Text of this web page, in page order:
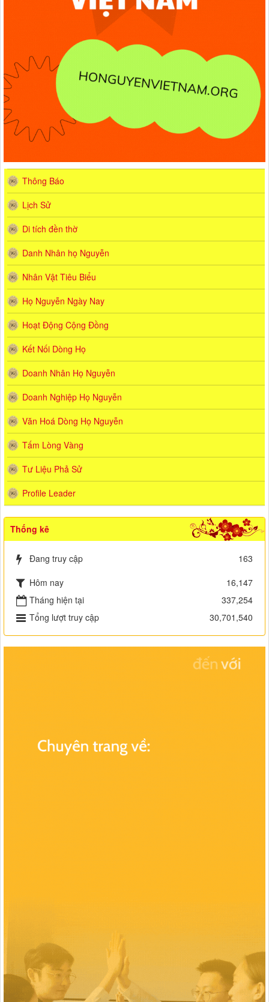
Thông Báo
Lịch Sử
Di tích đền thờ
Danh Nhân họ Nguyễn
Nhân Vật Tiêu Biểu
Họ Nguyễn Ngày Nay
Hoạt Động Cộng Đồng
Kết Nối Dòng Họ
Doanh Nhân Họ Nguyễn
Doanh Nghiệp Họ Nguyễn
Văn Hoá Dòng Họ Nguyễn
Tấm Lòng Vàng
Tư Liệu Phả Sử
Profile Leader
Thống kê
Đang truy cập
163
Hôm nay
16,147
Tháng hiện tại
337,254
Tổng lượt truy cập
30,701,540